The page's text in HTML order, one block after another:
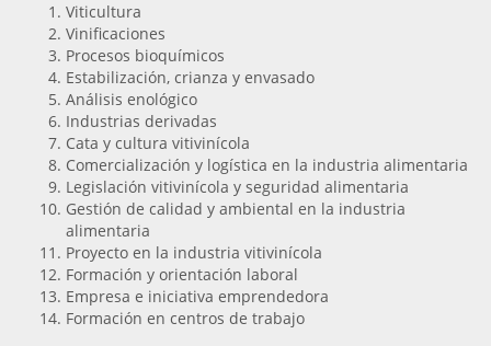
Viticultura
Vinificaciones
Procesos bioquímicos
Estabilización, crianza y envasado
Análisis enológico
Industrias derivadas
Cata y cultura vitivinícola
Comercialización y logística en la industria alimentaria
Legislación vitivinícola y seguridad alimentaria
Gestión de calidad y ambiental en la industria
alimentaria
Proyecto en la industria vitivinícola
Formación y orientación laboral
Empresa e iniciativa emprendedora
Formación en centros de trabajo